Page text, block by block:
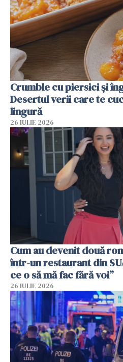
Crumble cu piersici și
Desertul verii care te
lingură
26 IULIE 2026
Cum au devenit două
într-un restaurant din
ce o să mă fac fără voi”
26 IULIE 2026